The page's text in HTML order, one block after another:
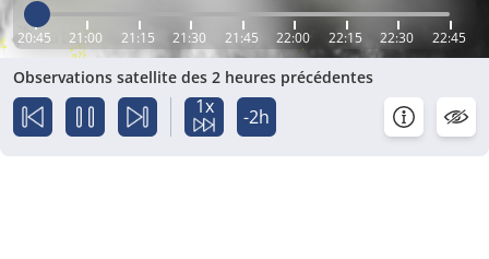
20:45 21:00 21:15 21:30 21:45 22:00 22:15 22:30 22:45
Observations satellite des 2 heures précédentes
1x -2h